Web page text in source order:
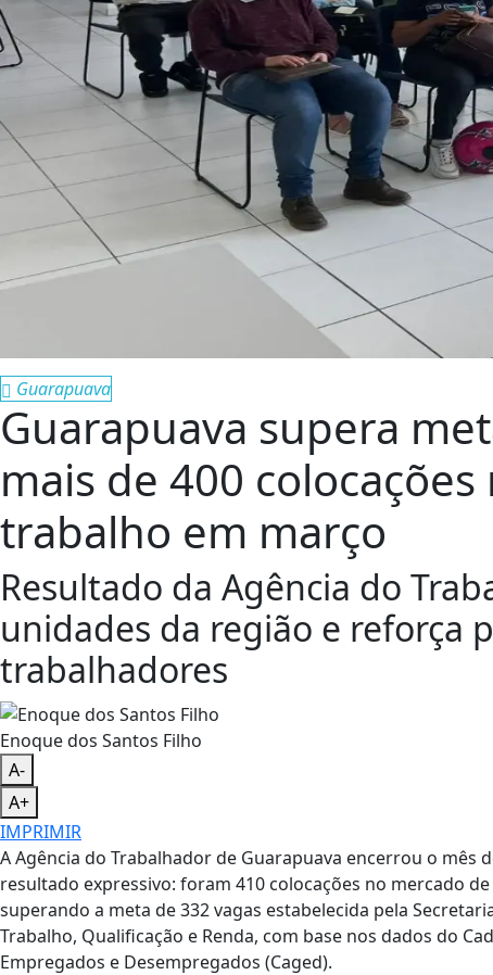
Guarapuava
Guarapuava supera
mais de 400
trabalho em março
Resultado da Agência do
unidades da região e reforça
trabalhadores
Enoque dos Santos Filho
A-
A+
IMPRIMIR
A Agência do Trabalhador de Guarapuava encerrou o mês
resultado expressivo: foram 410 colocações no mercado
superando a meta de 332 vagas estabelecida pela
Trabalho, Qualificação e Renda, com base nos dados do
Empregados e Desempregados (Caged).